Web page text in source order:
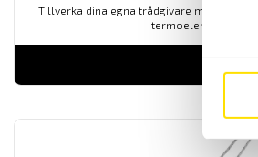
Tillverka dina egna trådgivare med hjälp
termoelementkabel.